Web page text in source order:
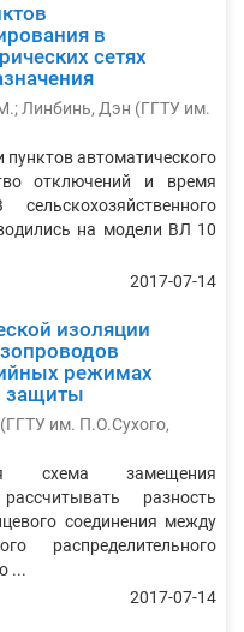
в
сетях
; Линбинь, Дэн (ГГТУ им.
пунктов автоматического
отключений и время
на модели ВЛ 10
2017-07-14
изоляции
режимах
защиты
(ГГТУ им. П.О.Сухого,
схема замещения
разность
соединения между
распределительного
...
2017-07-14